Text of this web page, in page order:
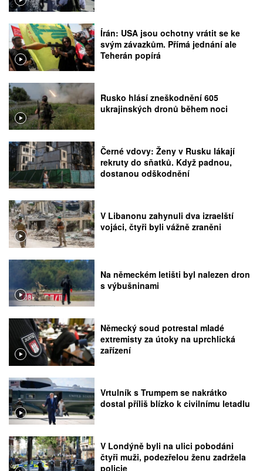
Írán: USA jsou ochotny vrátit se ke
svým závazkům. Přímá jednání ale
Teherán popírá
Rusko hlásí zneškodnění 605
ukrajinských dronů během noci
Černé vdovy: Ženy v Rusku lákají
rekruty do sňatků. Když padnou,
dostanou odškodnění
V Libanonu zahynuli dva izraelští
vojáci, čtyři byli vážně zraněni
Na německém letišti byl nalezen dron
s výbušninami
Německý soud potrestal mladé
extremisty za útoky na uprchlická
zařízení
Vrtulník s Trumpem se nakrátko
dostal příliš blízko k civilnímu letadlu
V Londýně byli na ulici pobodáni
čtyři muži, podezřelou ženu zadržela
policie